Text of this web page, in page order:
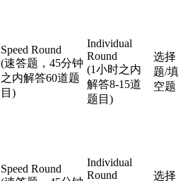
Speed Round
(速答题，45分钟
之内解答60道题
目)
Individual
Round
(1小时之内
解答8-15道
题目)
选择
题/填
空题
Speed Round
Individual
Round
选择